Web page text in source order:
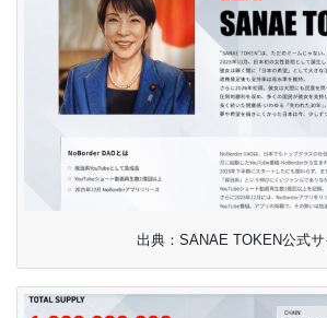
出典：SANAE TOKEN公式サ